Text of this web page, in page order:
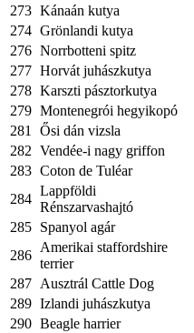
273 Kánaán kutya
274 Grönlandi kutya
276 Norrbotteni spitz
277 Horvát juhászkutya
278 Karszti pásztorkutya
279 Montenegrói hegyikopó
281
Ősi dán vizsla
282 Vendée-i nagy griffon
283 Coton de Tuléar
284
Lappföldi
Rénszarvashajtó
285 Spanyol agár
286
Amerikai staffordshire
terrier
287 Ausztrál Cattle Dog
289 Izlandi juhászkutya
290 Beagle harrier